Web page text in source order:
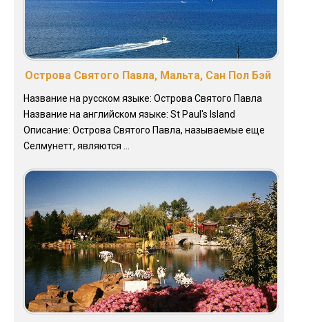
Острова Святого Павла, Мальта, Сан Пол Бэй
Название на русском языке: Острова Святого Павла
Название на английском языке: St Paul's Island
Описание: Острова Святого Павла, называемые еще
Селмунетт, являются ...